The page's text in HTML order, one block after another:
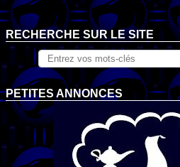
RECHERCHE SUR LE SITE
PETITES ANNONCES